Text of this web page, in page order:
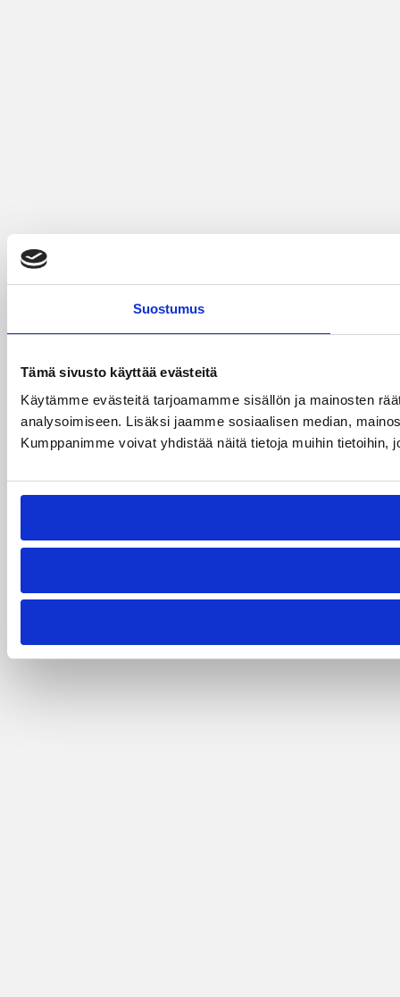
Suostumus
Tämä sivusto käyttää evästeitä
Käytämme evästeitä tarjoamamme sisällön ja mainosten
analysoimiseen. Lisäksi jaamme sosiaalisen median,
Kumppanimme voivat yhdistää näitä tietoja muihin tietoihin,